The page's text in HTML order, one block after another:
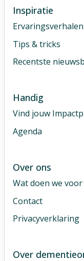
Inspiratie
Ervaringsverhalen
Tips & tricks
Recentste
Handig
Vind jouw
Agenda
Over ons
Wat doen we voor
Contact
Privacyverklaring
Over